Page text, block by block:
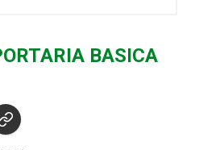
BASICA